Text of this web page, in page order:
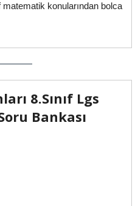
matematik konularından bolca
8.Sınıf Lgs
Bankası